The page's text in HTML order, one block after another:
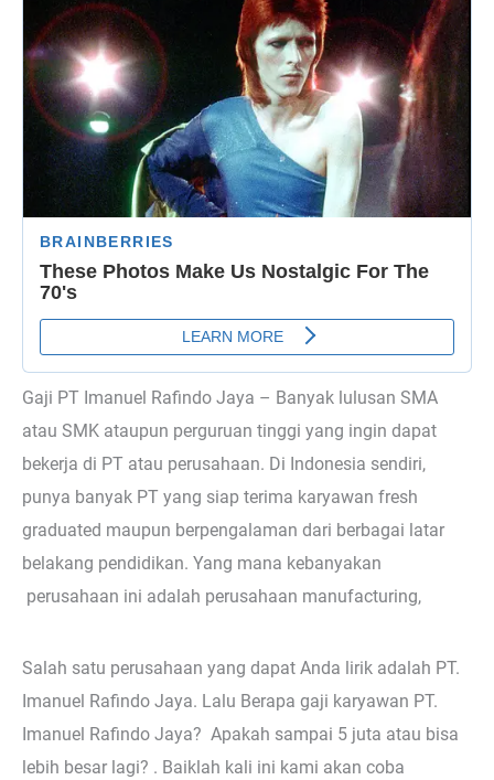
Gaji PT Imanuel Rafindo Jaya – Banyak lulusan SMA
atau SMK ataupun perguruan tinggi yang ingin dapat
bekerja di PT atau perusahaan. Di Indonesia sendiri,
punya banyak PT yang siap terima karyawan fresh
graduated maupun berpengalaman dari berbagai latar
belakang pendidikan. Yang mana kebanyakan
perusahaan ini adalah perusahaan manufacturing,
Salah satu perusahaan yang dapat Anda lirik adalah PT.
Imanuel Rafindo Jaya. Lalu Berapa gaji karyawan PT.
Imanuel Rafindo Jaya? Apakah sampai 5 juta atau bisa
lebih besar lagi? . Baiklah kali ini kami akan coba